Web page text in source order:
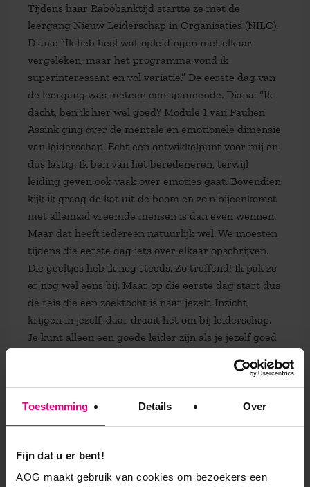
Toestemming Details Over
Fijn dat u er bent!
AOG maakt gebruik van cookies om bezoekers een
Tijdens haar Rabobanktijd startte ze met de
leergang Nieuw Leiderschap in Organisaties (NILO).
Diana: “Ik heb heel wat opleidingen met elkaar
vergeleken, maar het programma vond ik
superinteressant en vol variatie.” De eerste dag van
de leergang was meteen een spannende. Diana: “Ik
dacht, ben ik hier wel goed? Module 1 van Paulien
Assink ging over de mentale en emotionele dimensie
van leiderschap. Echt een ontwikkelpunt voor mij en
dus lastig. Ik ben van het beredeneren, terwijl
leiding geven ook vaak over emoties gaat. Bovendien
kijk ik graag de kat uit de boom en zo’n bijeenkomst
met allemaal vreemde mensen is dan even wennen.
Maar dat heeft iedereen natuurlijk wel. We moesten
tijdens die eerste dag iets over elkaar opschrijven.
Die geeltjes heb ik nog steeds. Zo treffend! Ik pak ze
er nog wel eens bij. Maar op die eerste dag start dus
de reis die een zoektocht is naar jezelf. Inzicht
krijgen in jezelf, daar draait het om bij leiderschap.
Je kunt alleen een goede leider zijn als je jezelf goed
je daarop kunt reflecteren en niet wegloopt van je
ontwikkelpunt, al is dat buiten je comfortzone.”
Leiderschap